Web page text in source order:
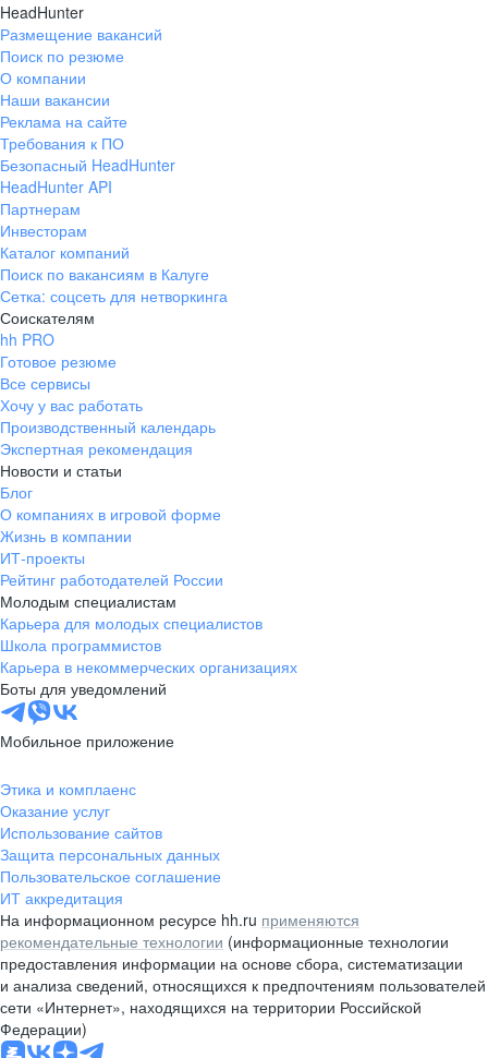
HeadHunter
Размещение вакансий
Поиск по резюме
О компании
Наши вакансии
Реклама на сайте
Требования к ПО
Безопасный HeadHunter
HeadHunter API
Партнерам
Инвесторам
Каталог компаний
Поиск по вакансиям в Калуге
Сетка: соцсеть для нетворкинга
Соискателям
hh PRO
Готовое резюме
Все сервисы
Хочу у вас работать
Производственный календарь
Экспертная рекомендация
Новости и статьи
Блог
О компаниях в игровой форме
Жизнь в компании
ИТ-проекты
Рейтинг работодателей России
Молодым специалистам
Карьера для молодых специалистов
Школа программистов
Карьера в некоммерческих организациях
Боты для уведомлений
Мобильное приложение
Этика и комплаенс
Оказание услуг
Использование сайтов
Защита персональных данных
Пользовательское соглашение
ИТ аккредитация
На информационном ресурсе hh.ru применяются
рекомендательные технологии (информационные технологии
предоставления информации на основе сбора, систематизации
и анализа сведений, относящихся к предпочтениям пользователей
сети «Интернет», находящихся на территории Российской
Федерации)